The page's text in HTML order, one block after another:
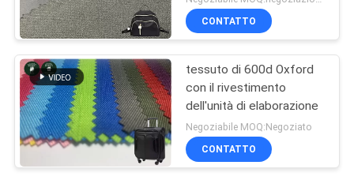
CONTATTO
tessuto di 600d Oxford
con il rivestimento
dell'unità di elaborazione
Negoziabile MOQ:Negoziato
CONTATTO